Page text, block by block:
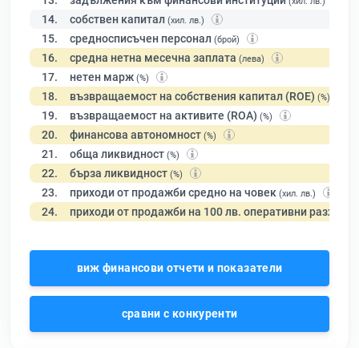
14. собствен капитал (хил. лв.)
15. средносписъчен персонал (брой)
16. средна нетна месечна заплата (лева)
17. нетен марж (%)
18. възвращаемост на собствения капитал (ROE) (%)
19. възвращаемост на активите (ROA) (%)
20. финансова автономност (%)
21. обща ликвидност (%)
22. бърза ликвидност (%)
23. приходи от продажби средно на човек (хил. лв.)
24. приходи от продажби на 100 лв. оперативни разходи
виж финансови отчети и показатели
сравни с конкуренти